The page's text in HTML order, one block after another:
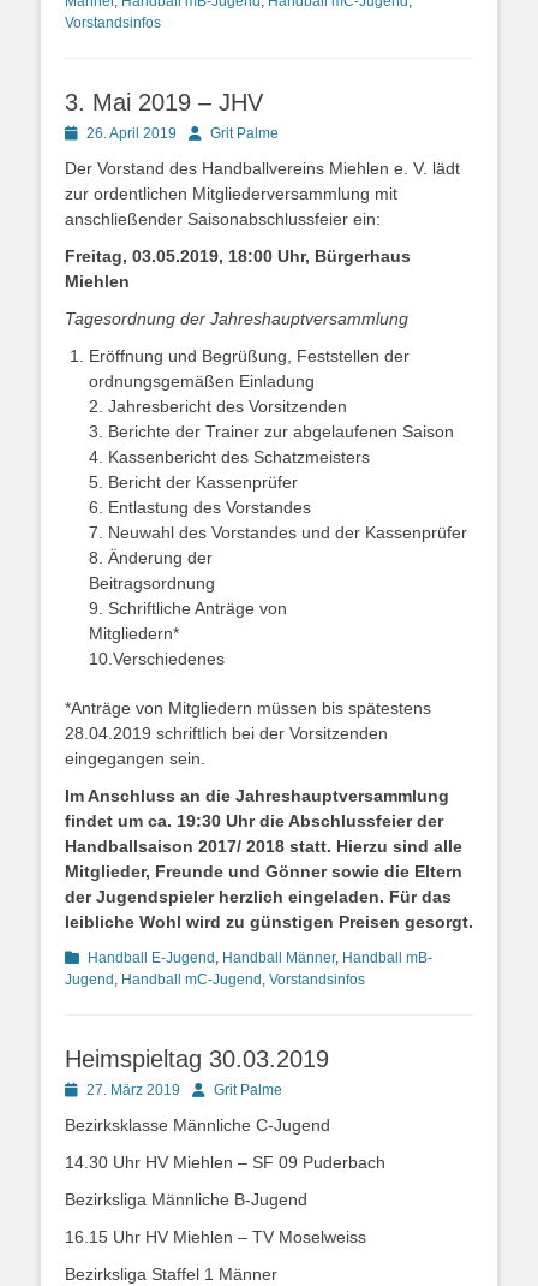
Vorstandsinfos
3. Mai 2019 – JHV
Posted26. April 2019 AutorGrit Palme
Der Vorstand des Handballvereins Miehlen e. V. lädt
zur ordentlichen Mitgliederversammlung mit
anschließender Saisonabschlussfeier ein:
Freitag, 03.05.2019, 18:00 Uhr, Bürgerhaus
Miehlen
Tagesordnung der Jahreshauptversammlung
Eröffnung und Begrüßung, Feststellen der
ordnungsgemäßen Einladung
2. Jahresbericht des Vorsitzenden
3. Berichte der Trainer zur abgelaufenen Saison
4. Kassenbericht des Schatzmeisters
5. Bericht der Kassenprüfer
6. Entlastung des Vorstandes
7. Neuwahl des Vorstandes und der Kassenprüfer
8. Änderung der
9. Schriftliche Anträge von
Mitgliedern*
10.Verschiedenes
*Anträge von Mitgliedern müssen bis spätestens
28.04.2019 schriftlich bei der Vorsitzenden
eingegangen sein.
Im Anschluss an die Jahreshauptversammlung
findet um ca. 19:30 Uhr die Abschlussfeier der
Handballsaison 2017/ 2018 statt. Hierzu sind alle
Mitglieder, Freunde und Gönner sowie die Eltern
der Jugendspieler herzlich eingeladen. Für das
leibliche Wohl wird zu günstigen Preisen gesorgt.
Kategorien
Handball E-Jugend , Handball Männer, Handball mB-
Jugend , Handball mC-Jugend , Vorstandsinfos
Heimspieltag 30.03.2019
Posted27. März 2019 AutorGrit Palme
Bezirksklasse Männliche C-Jugend
14.30 Uhr HV Miehlen – SF 09 Puderbach
Bezirksliga Männliche B-Jugend
16.15 Uhr HV Miehlen – TV Moselweiss
Bezirksliga Staffel 1 Männer